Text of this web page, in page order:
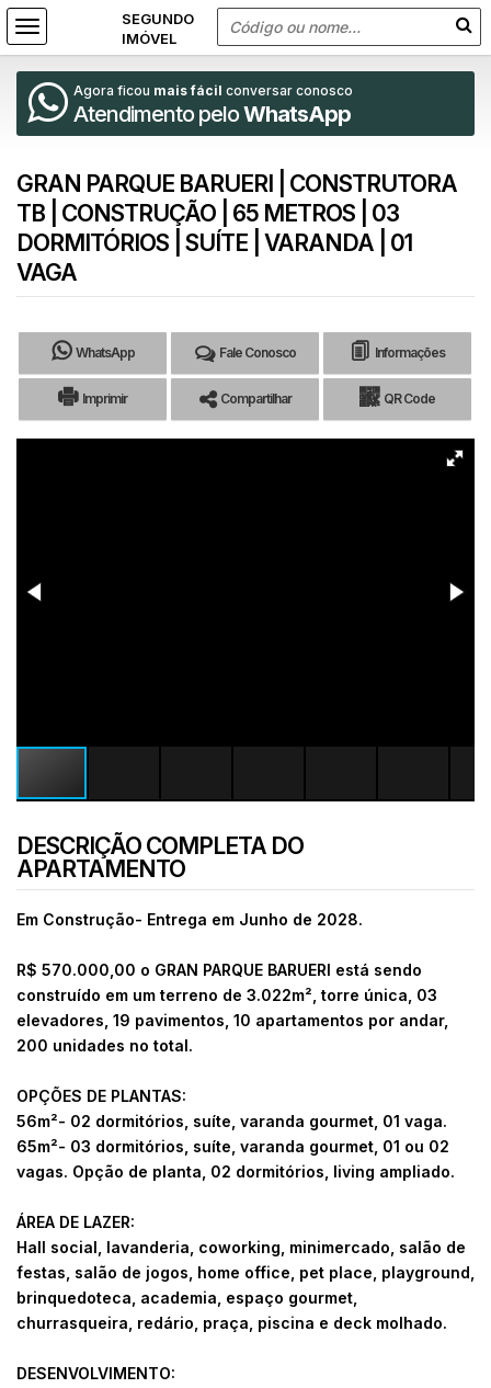
Agora ficou mais fácil conversar conosco
Atendimento peloWhatsApp
GRAN PARQUE BARUERI | CONSTRUTORA
TB | CONSTRUÇÃO | 65 METROS | 03
DORMITÓRIOS | SUÍTE | VARANDA | 01
VAGA
WhatsApp Fale Conosco Informações
Imprimir Compartilhar QR Code
DESCRIÇÃO COMPLETA DO
APARTAMENTO
Em Construção- Entrega em Junho de 2028.
R$ 570.000,00 o GRAN PARQUE BARUERI está sendo
construído em um terreno de 3.022m², torre única, 03
elevadores, 19 pavimentos, 10 apartamentos por andar,
200 unidades no total.
OPÇÕES DE PLANTAS:
56m²- 02 dormitórios, suíte, varanda gourmet, 01 vaga.
65m²- 03 dormitórios, suíte, varanda gourmet, 01 ou 02
vagas. Opção de planta, 02 dormitórios, living ampliado.
ÁREA DE LAZER:
Hall social, lavanderia, coworking, minimercado, salão de
festas, salão de jogos, home office, pet place, playground,
brinquedoteca, academia, espaço gourmet,
churrasqueira, redário, praça, piscina e deck molhado.
DESENVOLVIMENTO: